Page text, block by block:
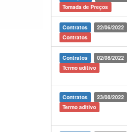
Tomada de Preços
Contratos
22/06/2022
Contratos
Contratos
02/08/2022
Termo aditivo
Contratos
23/08/2022
Termo aditivo